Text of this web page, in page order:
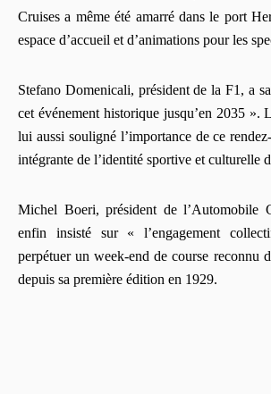
Cruises a même été amarré dans le port
espace d’accueil et d’animations pour les
Stefano Domenicali, président de la F1, a
cet événement historique jusqu’en 2035 ».
lui aussi souligné l’importance de ce
intégrante de l’identité sportive et culturelle
Michel Boeri, président de l’Automobile
enfin insisté sur « l’engagement
perpétuer un week-end de course reconnu
depuis sa première édition en 1929.